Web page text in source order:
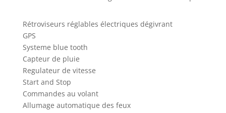
Rétroviseurs réglables électriques dégivrant
GPS
Systeme blue tooth
Capteur de pluie
Regulateur de vitesse
Start and Stop
Commandes au volant
Allumage automatique des feux